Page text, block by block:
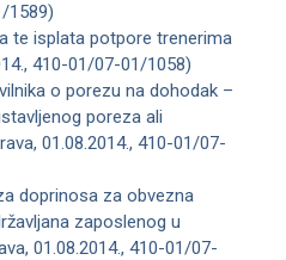
1589)
te isplata potpore trenerima
410-01/07-01/1058)
o porezu na dohodak –
poreza ali
01.08.2014., 410-01/07-
doprinosa za obvezna
zaposlenog u
01.08.2014., 410-01/07-